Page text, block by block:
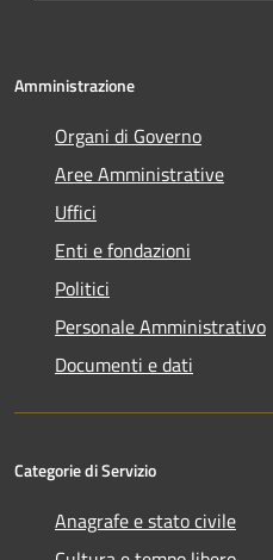
Amministrazione
Organi di Governo
Aree Amministrative
Uffici
Enti e fondazioni
Politici
Personale Amministrativo
Documenti e dati
Categorie di Servizio
Anagrafe e stato civile